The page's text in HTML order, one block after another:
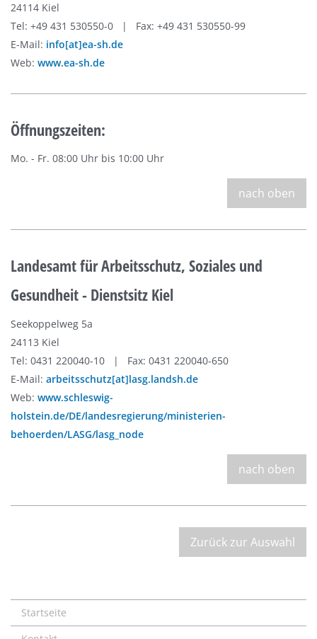
24114 Kiel
Tel: +49 431 530550-0 | Fax: +49 431 530550-99
E-Mail: info[at]ea-sh.de
Web: www.ea-sh.de
Öffnungszeiten:
Mo. - Fr. 08:00 Uhr bis 10:00 Uhr
nach oben
Landesamt für Arbeitsschutz, Soziales und
Gesundheit - Dienstsitz Kiel
Seekoppelweg 5a
24113 Kiel
Tel: 0431 220040-10 | Fax: 0431 220040-650
E-Mail: arbeitsschutz[at]lasg.landsh.de
Web: www.schleswig-
holstein.de/DE/landesregierung/ministerien-
behoerden/LASG/lasg_node
nach oben
Zurück zur Auswahl
Startseite